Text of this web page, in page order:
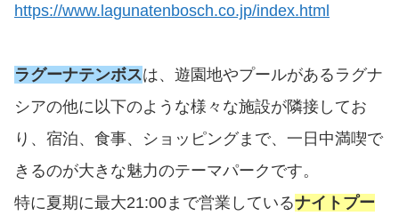
https://www.lagunatenbosch.co.jp/index.html
ラグーナテンボスは、遊園地やプールがあるラグナ
シアの他に以下のような様々な施設が隣接してお
り、宿泊、食事、ショッピングまで、一日中満喫で
きるのが大きな魅力のテーマパークです。
特に夏期に最大21:00まで営業しているナイトプー